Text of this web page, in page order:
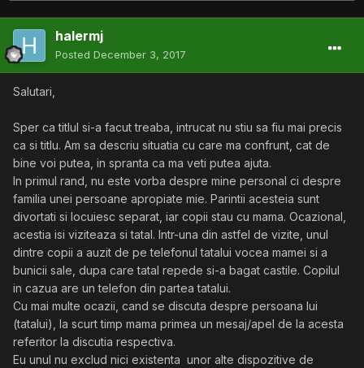
halermj
Posted December 3, 2017
Salutari,
Sper ca titlul si-a facut treaba, intrucat nu stiu sa fiu mai precis
ca si titlu. Am sa descriu situatia cu care ma confrunt, cat de
bine voi putea, in spranta ca ma veti putea ajuta.
In primul rand, nu este vorba despre mine personal ci despre
familia unei persoane apropiate mie. Parintii acesteia sunt
divortati si locuiesc separat, iar copii stau cu mama. Ocazional,
acestia isi viziteaza si tatal. Intr-una din astfel de vizite, unul
dintre copii a auzit de pe telefonul tatalui vocea mamei si a
bunicii sale, dupa care tatal repede si-a bagat castile. Copilul
in cazua are un telefon din partea tatalui.
Cu mai multe ocazii, cand se discuta despre persoana lui
(tatalui), la scurt timp mama primea un mesaj/apel de la acesta
referitor la discutia respectiva.
Eu unul nu exclud nici existenta unor alte dispozitive de